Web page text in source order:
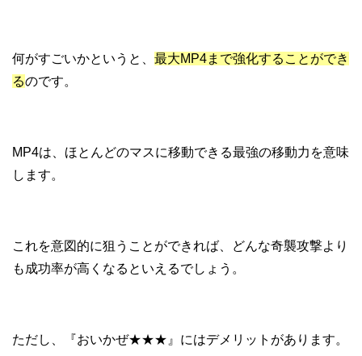
何がすごいかというと、 最大MP4まで強化することができ
るのです。
MP4は、ほとんどのマスに移動できる最強の移動力を意味
します。
これを意図的に狙うことができれば、どんな奇襲攻撃より
も成功率が高くなるといえるでしょう。
ただし、『おいかぜ★★★』にはデメリットがあります。